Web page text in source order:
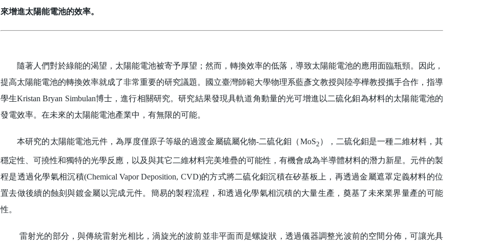
來增進太陽能電池的效率。
隨著人們對於綠能的渴望，太陽能電池被寄予厚望；然而，轉換效率的低落，導致太陽能電池的應用面臨瓶頸。因此，
提高太陽能電池的轉換效率就成了非常重要的研究議題。國立臺灣師範大學物理系藍彥文教授與陸亭樺教授攜手合作，指導
學生Kristan Bryan Simbulan博士，進行相關研究。研究結果發現具軌道角動量的光可增進以二硫化鉬為材料的太陽能電池的
發電效率。在未來的太陽能電池產業中，有無限的可能。
本研究的太陽能電池元件，為厚度僅原子等級的過渡金屬硫屬化物-二硫化鉬（MoS2 ），二硫化鉬是一種二維材料，其
穩定性、可撓性和獨特的光學反應，以及與其它二維材料完美堆疊的可能性，有機會成為半導體材料的潛力新星。元件的製
程是透過化學氣相沉積(Chemical Vapor Deposition, CVD)的方式將二硫化鉬沉積在矽基板上，再透過金屬遮罩定義材料的位
置去做後續的蝕刻與鍍金屬以完成元件。簡易的製程流程，和透過化學氣相沉積的大量生產，奠基了未來業界量產的可能
性。
雷射光的部分，與傳統雷射光相比，渦旋光的波前並非平面而是螺旋狀，透過儀器調整光波前的空間分佈，可讓光具